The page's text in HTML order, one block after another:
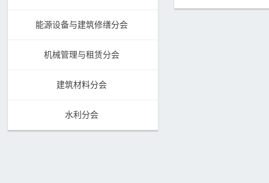
能源设备与建筑修缮分会
机械管理与租赁分会
建筑材料分会
水利分会